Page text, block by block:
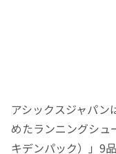
アシックスジャパン
めたランニングシュ
キデンパック）」9